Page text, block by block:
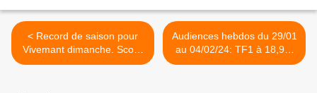
< Record de saison pour
Vivemant dimanche. Score
correct pour Agriculteurs la
Audiences hebdos du 29/01
au 04/02/24: TF1 à 18,9%
du public. Fr2 remonte. Fr3